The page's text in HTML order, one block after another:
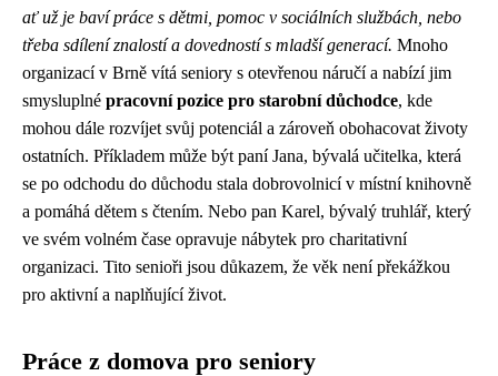
ať už je baví práce s dětmi, pomoc v sociálních službách, nebo
třeba sdílení znalostí a dovedností s mladší generací. Mnoho
organizací v Brně vítá seniory s otevřenou náručí a nabízí jim
smysluplné pracovní pozice pro starobní důchodce, kde
mohou dále rozvíjet svůj potenciál a zároveň obohacovat životy
ostatních. Příkladem může být paní Jana, bývalá učitelka, která
se po odchodu do důchodu stala dobrovolnicí v místní knihovně
a pomáhá dětem s čtením. Nebo pan Karel, bývalý truhlář, který
ve svém volném čase opravuje nábytek pro charitativní
organizaci. Tito senioři jsou důkazem, že věk není překážkou
pro aktivní a naplňující život.
Práce z domova pro seniory